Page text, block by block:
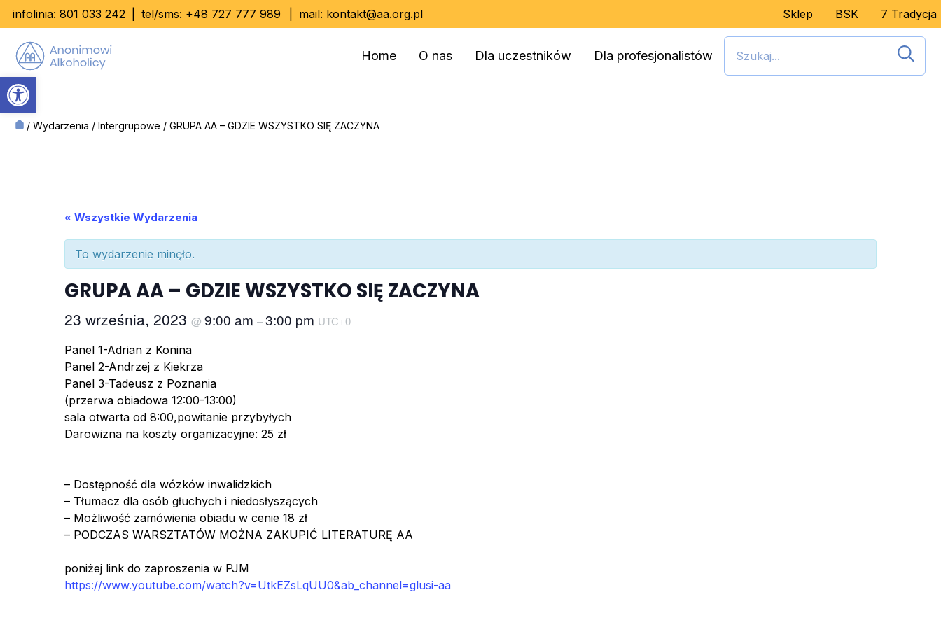
Otwórz pasek narzędzi
Skip
to
content
infolinia: 801 033 242 tel/sms: +48 727 777 989 mail: kontakt@aa.org.pl Sklep BSK 7 Tradycja
Home O nas Dla uczestników Dla profesjonalistów
/ Wydarzenia / Intergrupowe / GRUPA AA – GDZIE WSZYSTKO SIĘ ZACZYNA
« Wszystkie Wydarzenia
To wydarzenie minęło.
GRUPA AA – GDZIE WSZYSTKO SIĘ ZACZYNA
23 września, 2023 @ 9:00 am –3:00 pm UTC+0
Panel 1-Adrian z Konina
Panel 2-Andrzej z Kiekrza
Panel 3-Tadeusz z Poznania
(przerwa obiadowa 12:00-13:00)
sala otwarta od 8:00,powitanie przybyłych
Darowizna na koszty organizacyjne: 25 zł
– Dostępność dla wózków inwalidzkich
– Tłumacz dla osób głuchych i niedosłyszących
– Możliwość zamówienia obiadu w cenie 18 zł
– PODCZAS WARSZTATÓW MOŻNA ZAKUPIĆ LITERATURĘ AA
poniżej link do zaproszenia w PJM
https://www.youtube.com/watch?v=UtkEZsLqUU0&ab_channel=glusi-aa